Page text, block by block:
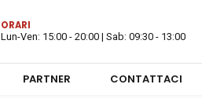
ORARI
Lun-Ven: 15:00 - 20:00 | Sab: 09:30 - 13:00
PARTNER CONTATTACI